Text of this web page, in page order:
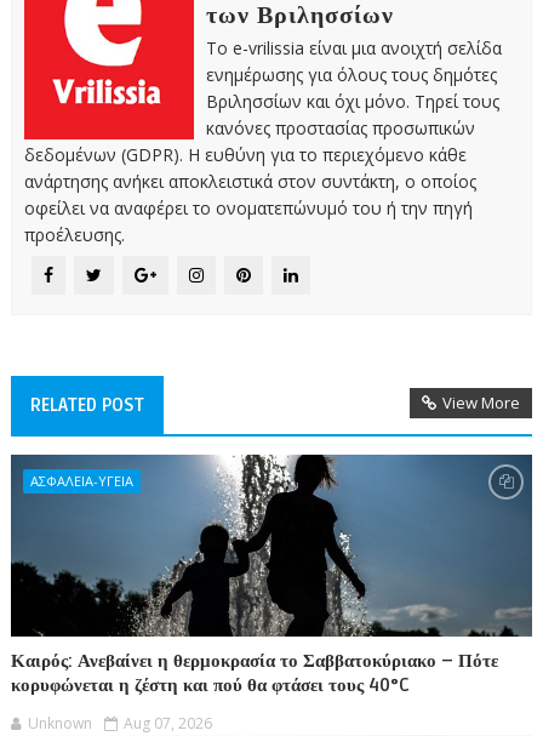
των Βριλησσίων
Το e-vrilissia είναι μια ανοιχτή σελίδα
ενημέρωσης για όλους τους δημότες
Βριλησσίων και όχι μόνο. Τηρεί τους
κανόνες προστασίας προσωπικών
δεδομένων (GDPR). Η ευθύνη για το περιεχόμενο κάθε
ανάρτησης ανήκει αποκλειστικά στον συντάκτη, ο οποίος
οφείλει να αναφέρει το ονοματεπώνυμό του ή την πηγή
προέλευσης.
RELATED POST View More
ΑΣΦΑΛΕΙΑ-ΥΓΕΙΑ
Καιρός: Ανεβαίνει η θερμοκρασία το Σαββατοκύριακο – Πότε
κορυφώνεται η ζέστη και πού θα φτάσει τους 40°C
Unknown Aug 07, 2026